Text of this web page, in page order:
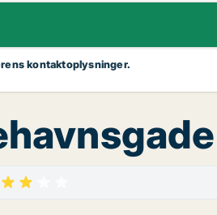
kontaktoplysninger.